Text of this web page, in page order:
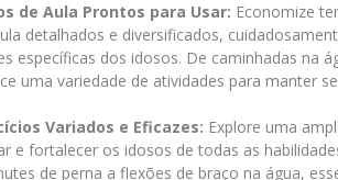
de Aula Prontos para Usar: Economize
detalhados e diversificados,
específicas dos idosos. De caminhadas na
uma variedade de atividades para manter
Variados e Eficazes: Explore uma
e fortalecer os idosos de todas as
de perna a flexões de braço na água,